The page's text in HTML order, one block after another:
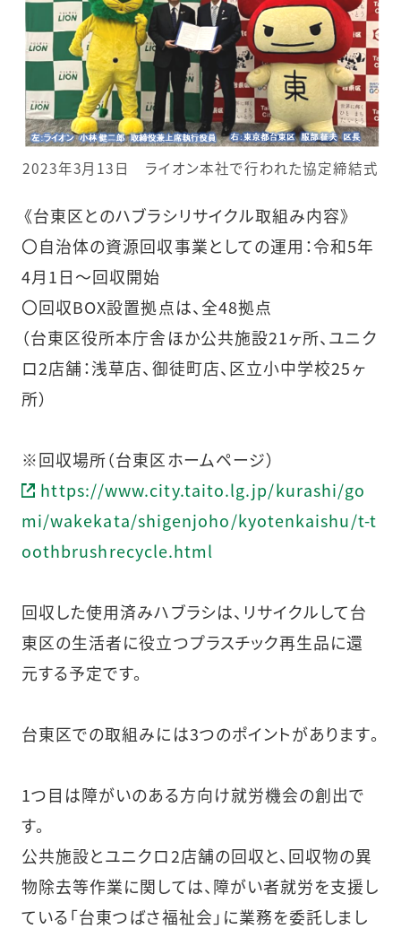
2023年3月13日 ライオン本社で行われた協定締結式
《台東区とのハブラシリサイクル取組み内容》
〇自治体の資源回収事業としての運用：令和5年
4月1日～回収開始
〇回収BOX設置拠点は、全48拠点
（台東区役所本庁舎ほか公共施設21ヶ所、ユニク
ロ2店舗：浅草店、御徒町店、区立小中学校25ヶ
所）
※回収場所（台東区ホームページ）
https://www.city.taito.lg.jp/kurashi/go
mi/wakekata/shigenjoho/kyotenkaishu/t-t
oothbrushrecycle.html
回収した使用済みハブラシは、リサイクルして台
東区の生活者に役立つプラスチック再生品に還
元する予定です。
台東区での取組みには3つのポイントがあります。
1つ目は障がいのある方向け就労機会の創出で
す。
公共施設とユニクロ2店舗の回収と、回収物の異
物除去等作業に関しては、障がい者就労を支援し
ている「台東つばさ福祉会」に業務を委託しまし